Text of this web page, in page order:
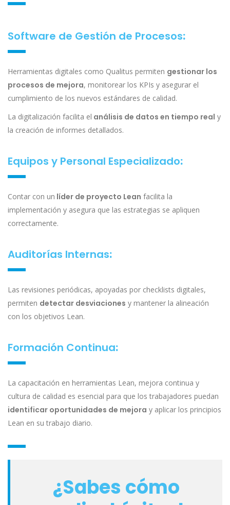
Software de Gestión de Procesos:
Herramientas digitales como Qualitus permiten gestionar los
procesos de mejora, monitorear los KPIs y asegurar el
cumplimiento de los nuevos estándares de calidad.
La digitalización facilita el análisis de datos en tiempo real y
la creación de informes detallados.
Equipos y Personal Especializado:
Contar con un líder de proyecto Lean facilita la
implementación y asegura que las estrategias se apliquen
correctamente.
Auditorías Internas:
Las revisiones periódicas, apoyadas por checklists digitales,
permiten detectar desviaciones y mantener la alineación
con los objetivos Lean.
Formación Continua:
La capacitación en herramientas Lean, mejora continua y
cultura de calidad es esencial para que los trabajadores puedan
identificar oportunidades de mejora y aplicar los principios
Lean en su trabajo diario.
¿Sabes cómo